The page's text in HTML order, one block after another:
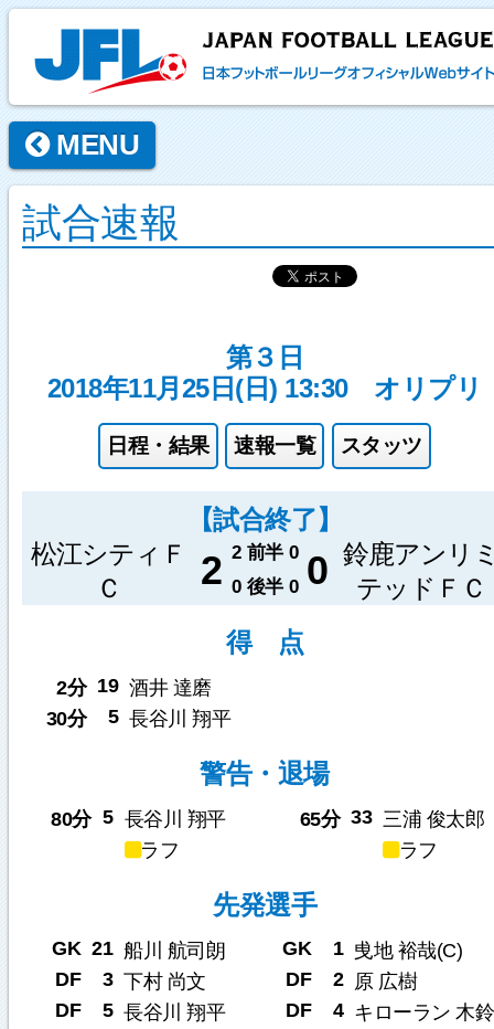
MENU
試合速報
第３日
2018年11月25日(日) 13:30
オリプリ
日程・結果 速報一覧 スタッツ
【試合終了】
松江シティＦ
Ｃ
2 2 前半 0 0 鈴鹿アンリ
テッドＦＣ
0 後半 0
得 点
2分 19 酒井 達磨
30分
5 長谷川 翔平
警告・退場
80分 5 長谷川 翔平
ラフ
65分 33 三浦 俊太郎
ラフ
先発選手
GK 21 船川 航司朗
DF
3 下村 尚文
DF
5 長谷川 翔平
GK 1 曵地 裕哉(C)
DF
2 原 広樹
DF
4 キローラン 木鈴